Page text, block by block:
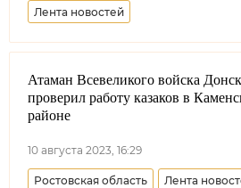
Лента новостей
Оренбургское войсковое казачье
Оренбургская область Долг
Атаман Всевеликого войска
проверил работу казаков в
районе
10 августа 2023, 16:29
Ростовская область Лента